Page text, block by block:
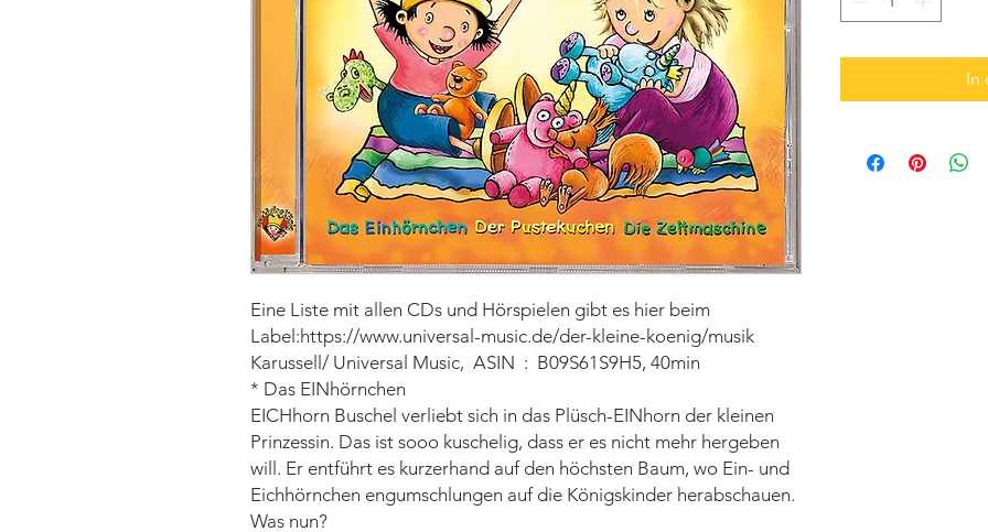
Eine Liste mit allen CDs und Hörspielen gibt es hier beim
Label:https://www.universal-music.de/der-kleine-koenig/musik
Karussell/ Universal Music, ASIN ‏ : ‎ B09S61S9H5, 40min
* Das EINhörnchen
EICHhorn Buschel verliebt sich in das Plüsch-EINhorn der kleinen
Prinzessin. Das ist sooo kuschelig, dass er es nicht mehr hergeben
will. Er entführt es kurzerhand auf den höchsten Baum, wo Ein- und
Eichhörnchen engumschlungen auf die Königskinder herabschauen.
Was nun?
In